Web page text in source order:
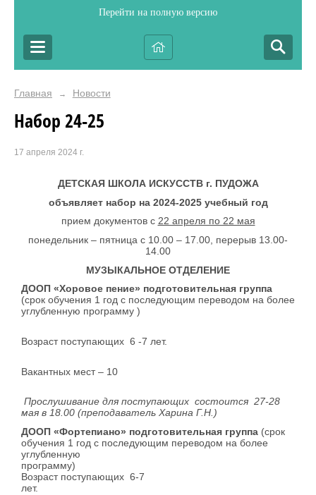
Перейти на полную версию
Главная → Новости
Набор 24-25
17 апреля 2024 г.
ДЕТСКАЯ ШКОЛА ИСКУССТВ г. ПУДОЖА
объявляет набор на 2024-2025 учебный год
прием документов с 22 апреля по 22 мая
понедельник – пятница с 10.00 – 17.00, перерыв 13.00-
14.00
МУЗЫКАЛЬНОЕ ОТДЕЛЕНИЕ
ДООП «Хоровое пение» подготовительная группа
(срок обучения 1 год с последующим переводом на более
углубленную программу )
Возраст поступающих 6 -7 лет.
Вакантных мест – 10
Прослушивание для поступающих состоится 27-28
мая в 18.00 (преподаватель Харина Г.Н.)
ДООП «Фортепиано» подготовительная группа (срок
обучения 1 год с последующим переводом на более
углубленную
Возраст поступающих 6-7